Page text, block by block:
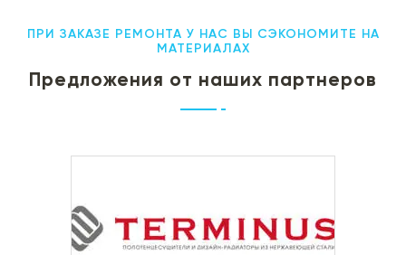
ПРИ ЗАКАЗЕ РЕМОНТА У НАС ВЫ СЭКОНОМИТЕ НА
МАТЕРИАЛАХ
Предложения от наших партнеров